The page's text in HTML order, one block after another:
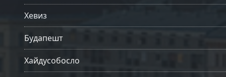
Хевиз
Будапешт
Хайдусобосло